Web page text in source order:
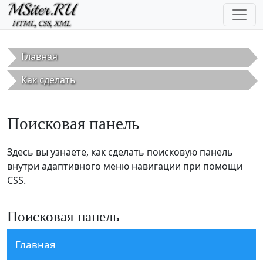
Перейти к основному содержанию
Главная
Как сделать
Поисковая панель
Здесь вы узнаете, как сделать поисковую панель
внутри адаптивного меню навигации при помощи
CSS.
Поисковая панель
Главная